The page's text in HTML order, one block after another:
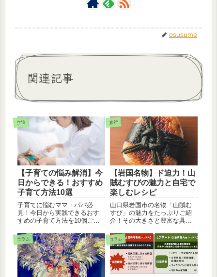
osusume
関連記事
生活
【子育ての悩み解消】今
日からできる！おすすめ
子育て方法10選
子育てに悩むママ・パパ必
見！今日から実践できるおす
すめの子育て方法を10個ご紹
ごすヒントが満載！
旅行
【岩国名物】ド迫力！山
賊むすびの魅力と自宅で
楽しむレシピ
山口県岩国市の名物「山賊む
すび」の魅力をたっぷりご紹
介！その大きさと豊富な具
お家で楽しめる簡単レシピま
で詳しく解説します。
コラム コラム